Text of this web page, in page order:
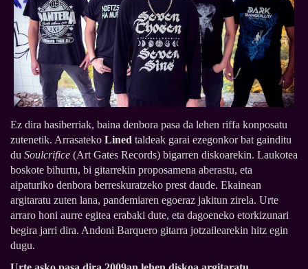
Ez dira hasiberriak, baina denbora pasa da lehen riffa konposatu
zutenetik. Arrasateko Lined taldeak garai ezegonkor bat gainditu
du Soulcrifice (Art Gates Records) bigarren diskoarekin. Laukotea
boskote bihurtu, bi gitarrekin proposamena aberastu, eta
aipaturiko denbora berreskuratzeko prest daude. Ekainean
argitaratu zuten lana, pandemiaren egoeraz jakitun zirela. Urte
arraro honi aurre egitea erabaki dute, eta dagoeneko etorkizunari
begira jarri dira. Andoni Barquero gitarra jotzailearekin hitz egin
dugu.